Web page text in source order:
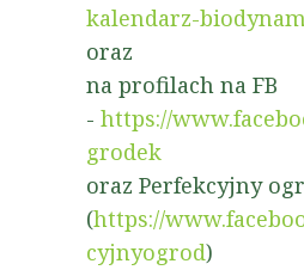
kalendarz-
oraz
na profilach na FB
- https://
grodek
oraz Perfekcyjny
(https://
cyjnyogrod)